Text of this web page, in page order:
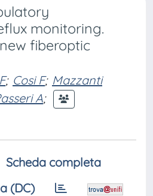
monitoring.
fiberoptic
; Cosi F; Mazzanti
A;
Scheda completa
(DC)